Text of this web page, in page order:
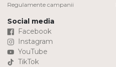
Regulamente campanii
Social media
Facebook
Instagram
YouTube
TikTok